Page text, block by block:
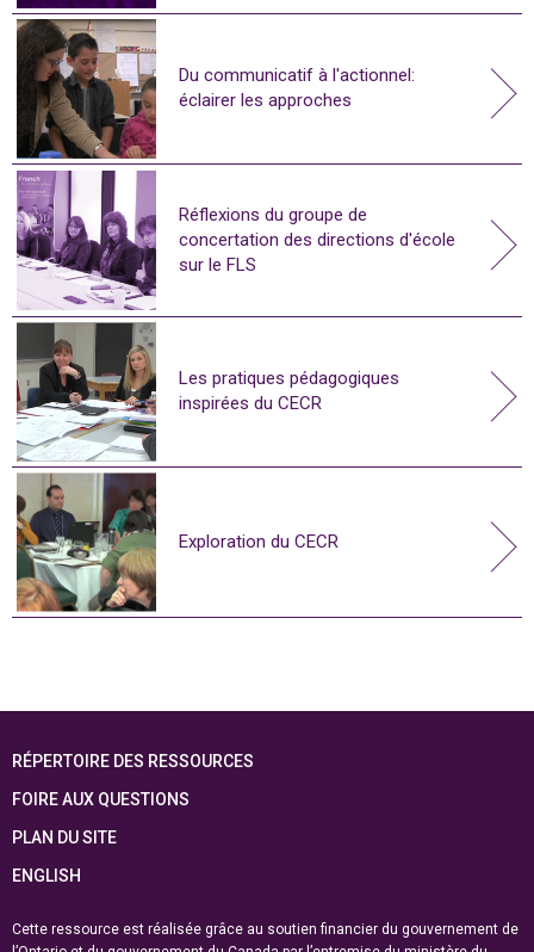
Du communicatif à l'actionnel:
éclairer les approches
Réflexions du groupe de
concertation des directions d'école
sur le FLS
Les pratiques pédagogiques
inspirées du CECR
Exploration du CECR
RÉPERTOIRE DES RESSOURCES
FOIRE AUX QUESTIONS
PLAN DU SITE
ENGLISH
Cette ressource est réalisée grâce au soutien financier du gouvernement de